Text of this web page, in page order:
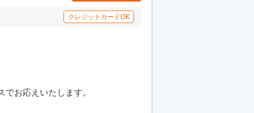
クレジットカードOK
お応えいたします。